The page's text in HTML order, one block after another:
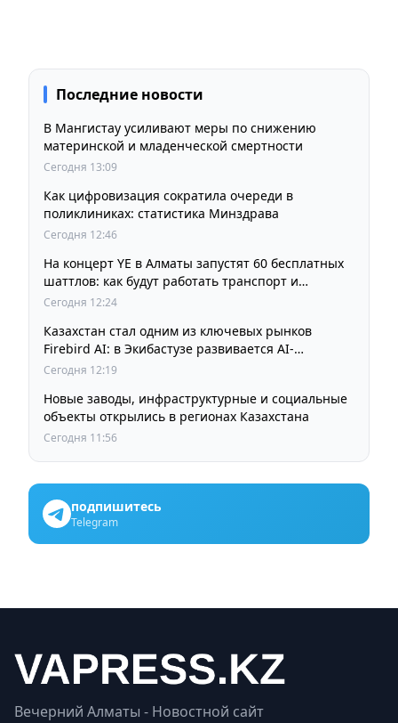
Последние новости
В Мангистау усиливают меры по снижению
материнской и младенческой смертности
Сегодня 13:09
Как цифровизация сократила очереди в
поликлиниках: статистика Минздрава
Сегодня 12:46
На концерт YE в Алматы запустят 60 бесплатных
шаттлов: как будут работать транспорт и
перекрытия
Сегодня 12:24
Казахстан стал одним из ключевых рынков
Firebird AI: в Экибастузе развивается AI-
инфраструктура мощностью 125 МВт
Сегодня 12:19
Новые заводы, инфраструктурные и социальные
объекты открылись в регионах Казахстана
Сегодня 11:56
подпишитесь
Telegram
Вечерний Алматы - Новостной сайт